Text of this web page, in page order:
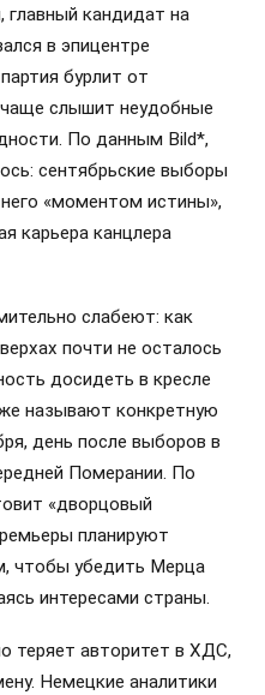
кандидат на
в эпицентре
бурлит от
слышит неудобные
По данным Bild*,
сентябрьские выборы
«моментом истины»,
карьера канцлера
слабеют: как
почти не осталось
досидеть в кресле
называют конкретную
день после выборов в
Померании. По
«дворцовый
планируют
чтобы убедить Мерца
интересами страны.
теряет авторитет в ХДС,
Немецкие аналитики